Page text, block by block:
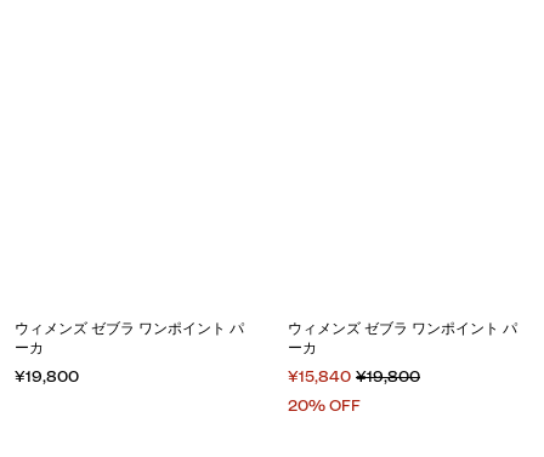
ウィメンズ ゼブラ ワンポイント パ
ーカ
¥19,800
ウィメンズ ゼブラ ワンポイント パ
ーカ
¥15,840 ¥19,800
20% OFF